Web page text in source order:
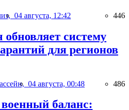
04 августа, 12:42 446
обновляет систему
для регионов
04 августа, 00:48 486
баланс: